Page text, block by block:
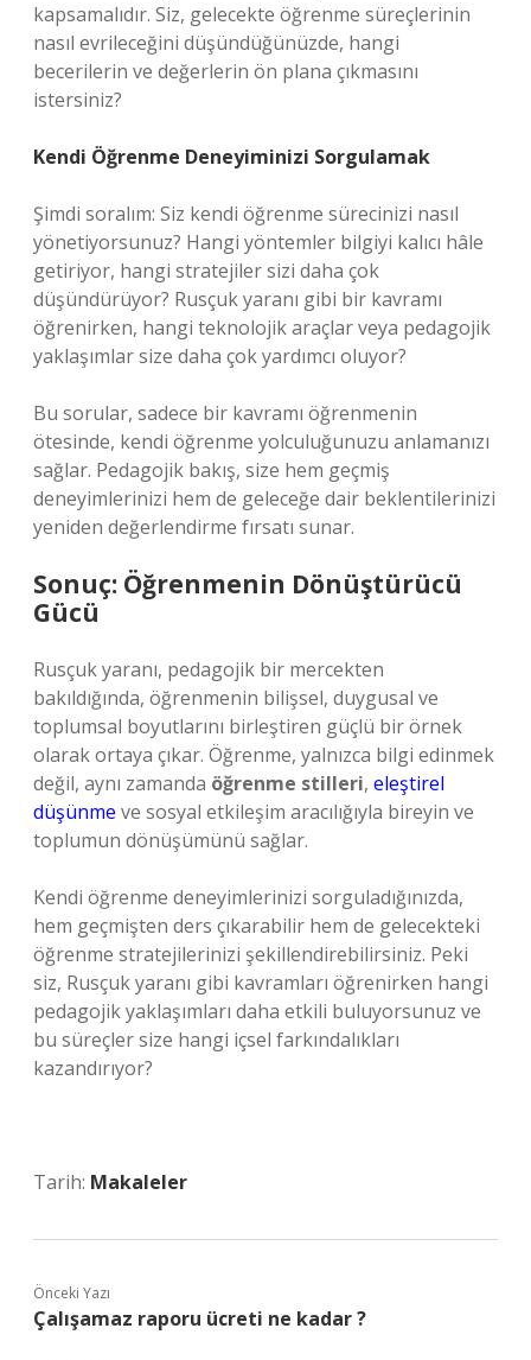
kapsamalıdır. Siz, gelecekte öğrenme süreçlerinin
nasıl evrileceğini düşündüğünüzde, hangi
becerilerin ve değerlerin ön plana çıkmasını
istersiniz?
Kendi Öğrenme Deneyiminizi Sorgulamak
Şimdi soralım: Siz kendi öğrenme sürecinizi nasıl
yönetiyorsunuz? Hangi yöntemler bilgiyi kalıcı hâle
getiriyor, hangi stratejiler sizi daha çok
düşündürüyor? Rusçuk yaranı gibi bir kavramı
öğrenirken, hangi teknolojik araçlar veya pedagojik
yaklaşımlar size daha çok yardımcı oluyor?
Bu sorular, sadece bir kavramı öğrenmenin
ötesinde, kendi öğrenme yolculuğunuzu anlamanızı
sağlar. Pedagojik bakış, size hem geçmiş
deneyimlerinizi hem de geleceğe dair beklentilerinizi
yeniden değerlendirme fırsatı sunar.
Sonuç: Öğrenmenin Dönüştürücü
Gücü
Rusçuk yaranı, pedagojik bir mercekten
bakıldığında, öğrenmenin bilişsel, duygusal ve
toplumsal boyutlarını birleştiren güçlü bir örnek
olarak ortaya çıkar. Öğrenme, yalnızca bilgi edinmek
değil, aynı zamanda öğrenme stilleri, eleştirel
düşünme ve sosyal etkileşim aracılığıyla bireyin ve
toplumun dönüşümünü sağlar.
Kendi öğrenme deneyimlerinizi sorguladığınızda,
hem geçmişten ders çıkarabilir hem de gelecekteki
öğrenme stratejilerinizi şekillendirebilirsiniz. Peki
siz, Rusçuk yaranı gibi kavramları öğrenirken hangi
pedagojik yaklaşımları daha etkili buluyorsunuz ve
bu süreçler size hangi içsel farkındalıkları
kazandırıyor?
Tarih: Makaleler
Önceki Yazı
Çalışamaz raporu ücreti ne kadar ?